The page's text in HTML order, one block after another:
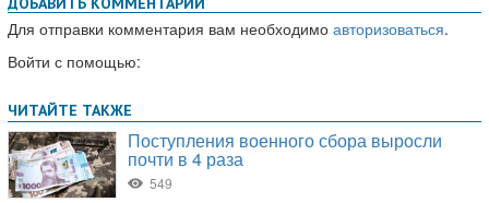
Для отправки комментария вам необходимо авторизоваться.
Войти с помощью: